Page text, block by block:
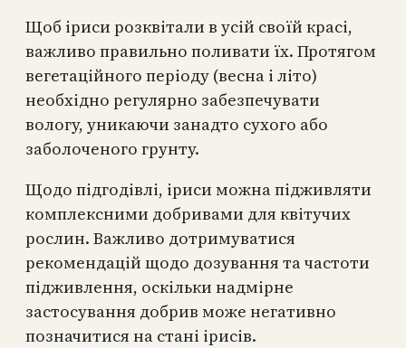
Щоб іриси розквітали в усій своїй красі,
важливо правильно поливати їх. Протягом
вегетаційного періоду (весна і літо)
необхідно регулярно забезпечувати
вологу, уникаючи занадто сухого або
заболоченого грунту.
Щодо підгодівлі, іриси можна підживляти
комплексними добривами для квітучих
рослин. Важливо дотримуватися
рекомендацій щодо дозування та частоти
підживлення, оскільки надмірне
застосування добрив може негативно
позначитися на стані ірисів.